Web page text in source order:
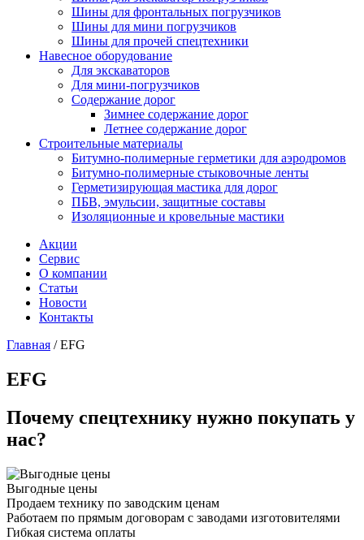
Шины для фронтальных погрузчиков
Шины для мини погрузчиков
Шины для прочей спецтехники
Навесное оборудование
Для экскаваторов
Для мини-погрузчиков
Содержание дорог
Зимнее содержание дорог
Летнее содержание дорог
Строительные материалы
Битумно-полимерные герметики для аэродромов
Битумно-полимерные стыковочные ленты
Герметизирующая мастика для дорог
ПБВ, эмульсии, защитные составы
Изоляционные и кровельные мастики
Акции
Сервис
О компании
Статьи
Новости
Контакты
Главная /EFG
EFG
Почему спецтехнику нужно покупать у
нас?
Выгодные цены
Продаем технику по заводским ценам
Работаем по прямым договорам с заводами изготовителями
Гибкая система оплаты